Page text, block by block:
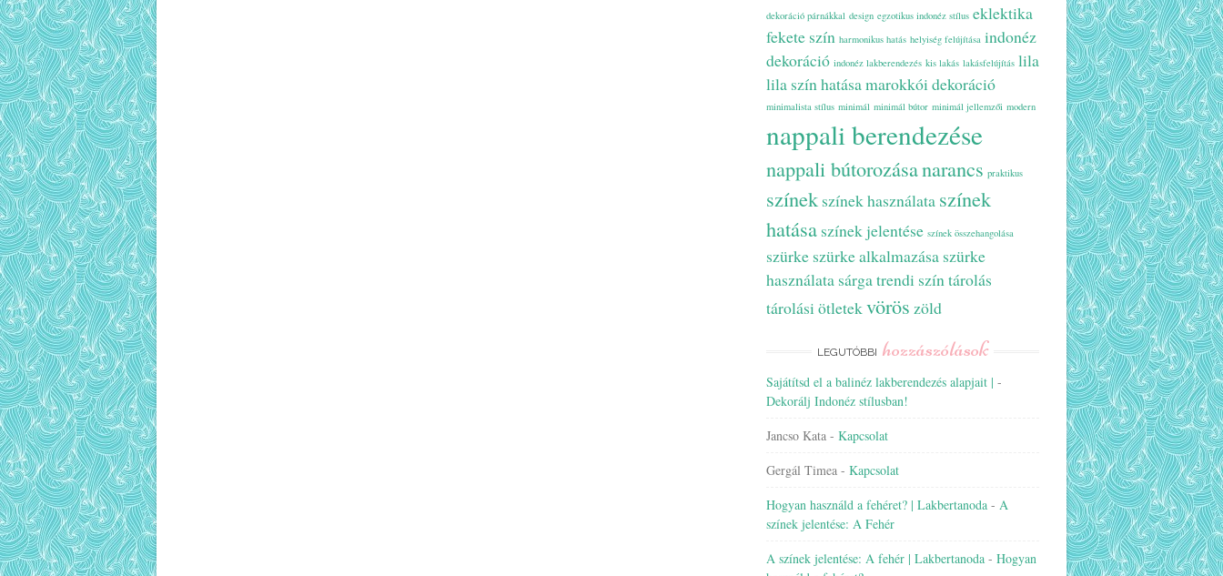
dekoráció párnákkal design egzotikus indonéz stílus eklektika
fekete szín harmonikus hatás helyiség felújítása indonéz
dekoráció indonéz lakberendezés kis lakás lakásfelújítás lila
lila szín hatásamarokkói dekoráció
minimalista stílus minimál minimál bútor minimál jellemzői modern
nappali berendezése
nappali bútorozásanarancs praktikus
színek színek használata színek
hatása színek jelentése színek összehangolása
szürke szürke alkalmazása szürke
használata sárgatrendi színtárolás
tárolási ötletekvörös zöld
LEGUTÓBBI hozzászólások
Sajátítsd el a balinéz lakberendezés alapjait | -
Dekorálj Indonéz stílusban!
Jancso Kata - Kapcsolat
Gergál Timea - Kapcsolat
Hogyan használd a fehéret? | Lakbertanoda - A
színek jelentése: A Fehér
A színek jelentése: A fehér | Lakbertanoda - Hogyan